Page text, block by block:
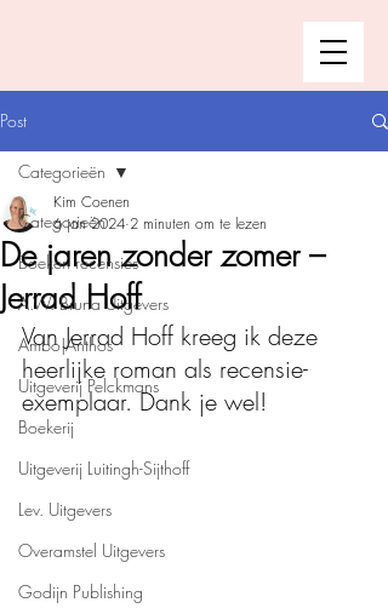
Post
Categorieën
Boeken recensies
A.W. Bruna Uitgevers
Ambo|Anthos
Uitgeverij Pelckmans
Boekerij
Uitgeverij Luitingh-Sijthoff
Lev. Uitgevers
Overamstel Uitgevers
Godijn Publishing
Categorieën
De jaren zonder zomer –
Jerrad Hoff
Kim Coenen
6 jan 2024 2 minuten om te lezen
Van Jerrad Hoff kreeg ik deze
heerlijke roman als recensie-
exemplaar. Dank je wel!